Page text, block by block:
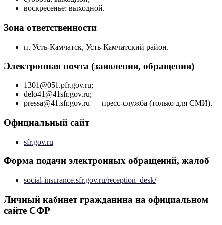
воскресенье: выходной.
Зона ответственности
п. Усть-Камчатск, Усть-Камчатский район.
Электронная почта (заявления, обращения)
1301@051.pfr.gov.ru;
delo41@41sfr.gov.ru;
pressa@41.sfr.gov.ru — пресс-служба (только для СМИ).
Официальный сайт
sfr.gov.ru
Форма подачи электронных обращений, жалоб
social-insurance.sfr.gov.ru/reception_desk/
Личный кабинет гражданина на официальном
сайте СФР